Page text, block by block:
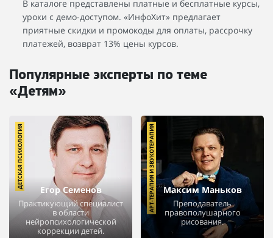
В каталоге представлены платные и бесплатные курсы,
уроки с демо-доступом. «ИнфоХит» предлагает
приятные скидки и промокоды для оплаты, рассрочку
платежей, возврат 13% цены курсов.
Популярные эксперты по теме
«Детям»
Егор Семенов
Практикующий специалист
в области
нейропсихологической
коррекции детей.
ДЕТСКАЯ ПСИХОЛОГИЯ
Максим Маньков
Преподаватель
правополушарного
рисования.
АРТ-ТЕРАПИЯ И ЗВУКОТЕРАПИЯ